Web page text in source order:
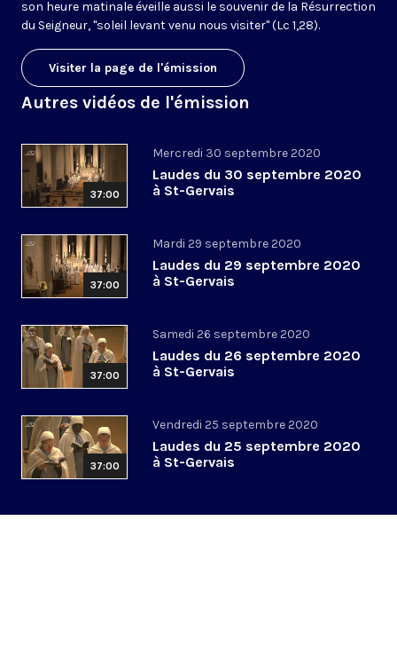
son heure matinale éveille aussi le souvenir de la Résurrection
du Seigneur, "soleil levant venu nous visiter" (Lc 1,28).
Visiter la page de l'émission
Autres vidéos de l'émission
37:00
Mercredi 30 septembre 2020
Laudes du 30 septembre 2020
à St-Gervais
37:00
Mardi 29 septembre 2020
Laudes du 29 septembre 2020
à St-Gervais
37:00
Samedi 26 septembre 2020
Laudes du 26 septembre 2020
à St-Gervais
37:00
Vendredi 25 septembre 2020
Laudes du 25 septembre 2020
à St-Gervais